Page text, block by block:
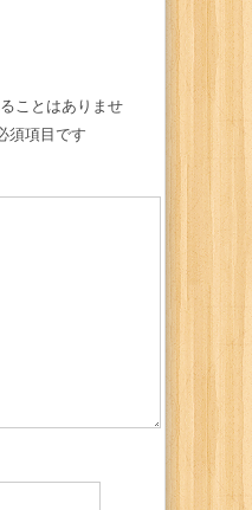
ことはありませ
須項目です